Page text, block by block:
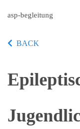
asp-begleitung
BACK